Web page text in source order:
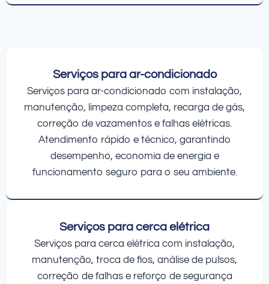
Serviços para ar-condicionado
Serviços para ar-condicionado com instalação,
manutenção, limpeza completa, recarga de gás,
correção de vazamentos e falhas elétricas.
Atendimento rápido e técnico, garantindo
desempenho, economia de energia e
funcionamento seguro para o seu ambiente.
Serviços para cerca elétrica
Serviços para cerca elétrica com instalação,
manutenção, troca de fios, análise de pulsos,
correção de falhas e reforço de segurança